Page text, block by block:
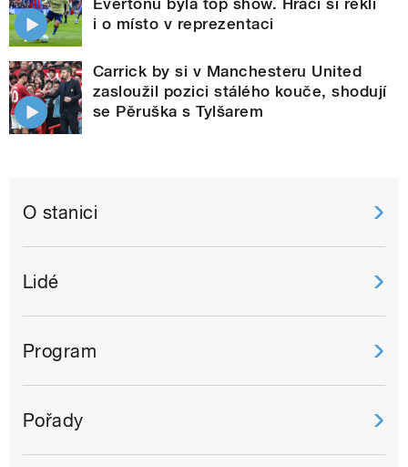
i o místo v reprezentaci
Carrick by si v Manchesteru United
zasloužil pozici stálého kouče, shodují
se Pěruška s Tylšarem
O stanici
Lidé
Program
Pořady